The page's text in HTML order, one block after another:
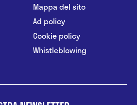
Mappa del sito
Ad policy
Cookie policy
Whistleblowing